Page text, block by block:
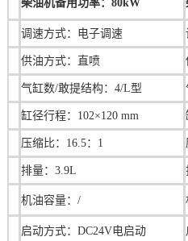
柴油机备用功率：80kW
调速方式：电子调速
供油方式：直喷
气缸数/敢提结构：4/L型
缸径行程：102×120 mm
压缩比：16.5：1
排量：3.9L
机油容量：/
启动方式：DC24V电启动